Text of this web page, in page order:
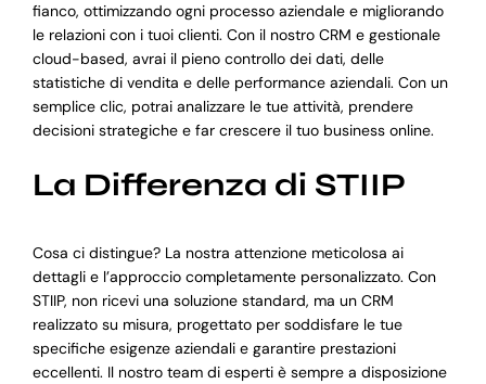
fianco, ottimizzando ogni processo aziendale e migliorando
le relazioni con i tuoi clienti. Con il nostro CRM e gestionale
cloud-based, avrai il pieno controllo dei dati, delle
statistiche di vendita e delle performance aziendali. Con un
semplice clic, potrai analizzare le tue attività, prendere
decisioni strategiche e far crescere il tuo business online.
La Differenza di STIIP
Cosa ci distingue? La nostra attenzione meticolosa ai
dettagli e l’approccio completamente personalizzato. Con
STIIP, non ricevi una soluzione standard, ma un CRM
realizzato su misura, progettato per soddisfare le tue
specifiche esigenze aziendali e garantire prestazioni
eccellenti. Il nostro team di esperti è sempre a disposizione